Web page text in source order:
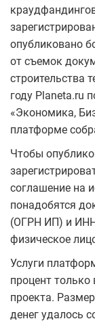
опубликовано
от съемок
строительства
году Planeta.ru
«Экономика,
платформе
Чтобы
соглашение на
понадобятся
(ОГРН ИП) и ИНН
физическое
Услуги
процент только
проекта.
денег удалось